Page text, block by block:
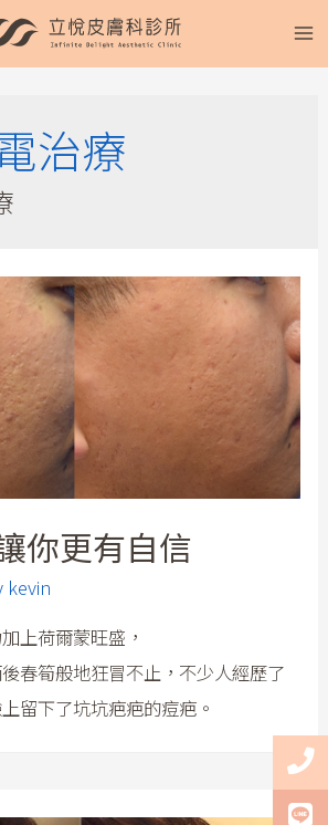
治療
你更有自信
kevin
上荷爾蒙旺盛，
春筍般地狂冒不止，不少人經歷了
留下了坑坑疤疤的痘疤。